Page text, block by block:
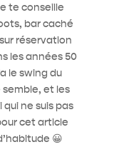
te conseille
bar caché
réservation
les années 50
le swing du
et les
ne suis pas
cet article
😀